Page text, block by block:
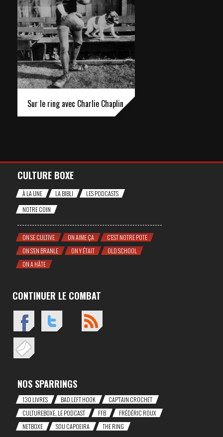
Sur le ring avec Charlie Chaplin
CULTURE BOXE
À LA UNE LA BIBLI
LES PODCASTS
NOTRE COIN
ON SE CULTIVE ON AIME ÇA
C'EST NOTRE POTE
ON S'EN BRANLE
ON Y ÉTAIT
OLD SCHOOL
ON A HÂTE
CONTINUER LE COMBAT
NOS SPARRINGS
130 LIVRES BAD LEFT HOOK
CAP'TAIN CROCHET
CULTUREBOXE, LE PODCAST
FFB
FRÉDÉRIC ROUX
NETBOXE
SOU CAPOEIRA THE RING